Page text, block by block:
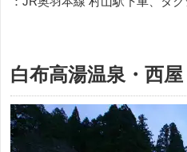
白布高湯温泉・西屋